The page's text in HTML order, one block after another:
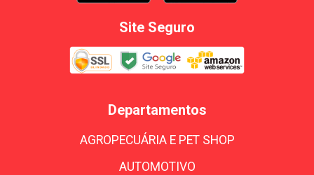
Site Seguro
Departamentos
AGROPECUÁRIA E PET SHOP
AUTOMOTIVO